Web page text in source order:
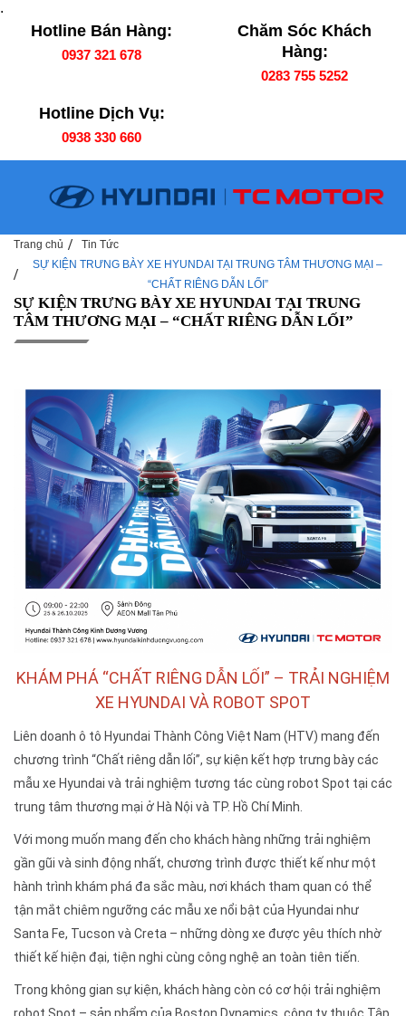
.
Hotline Bán Hàng:
0937 321 678
Chăm Sóc Khách
Hàng:
0283 755 5252
Hotline Dịch Vụ:
0938 330 660
Trang chủ
Tin Tức
SỰ KIỆN TRƯNG BÀY XE HYUNDAI TẠI TRUNG TÂM THƯƠNG MẠI –
“CHẤT RIÊNG DẪN LỐI”
SỰ KIỆN TRƯNG BÀY XE HYUNDAI TẠI TRUNG
TÂM THƯƠNG MẠI – “CHẤT RIÊNG DẪN LỐI”
KHÁM PHÁ “CHẤT RIÊNG DẪN LỐI” – TRẢI NGHIỆM
XE HYUNDAI VÀ ROBOT SPOT
Liên doanh ô tô Hyundai Thành Công Việt Nam (HTV) mang đến
chương trình “Chất riêng dẫn lối”, sự kiện kết hợp trưng bày các
mẫu xe Hyundai và trải nghiệm tương tác cùng robot Spot tại các
trung tâm thương mại ở Hà Nội và TP. Hồ Chí Minh.
Với mong muốn mang đến cho khách hàng những trải nghiệm
gần gũi và sinh động nhất, chương trình được thiết kế như một
hành trình khám phá đa sắc màu, nơi khách tham quan có thể
tận mắt chiêm ngưỡng các mẫu xe nổi bật của Hyundai như
Santa Fe, Tucson và Creta – những dòng xe được yêu thích nhờ
thiết kế hiện đại, tiện nghi cùng công nghệ an toàn tiên tiến.
Trong không gian sự kiện, khách hàng còn có cơ hội trải nghiệm